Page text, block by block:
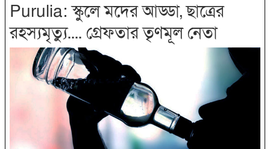
Purulia: স্কুলে মদের আড্ডা, ছাত্রের
রহস্যমৃত্যু.... গ্রেফতার তৃণমূল নেতা